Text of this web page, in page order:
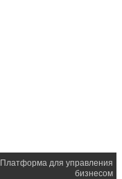
Платформа для управления
бизнесом